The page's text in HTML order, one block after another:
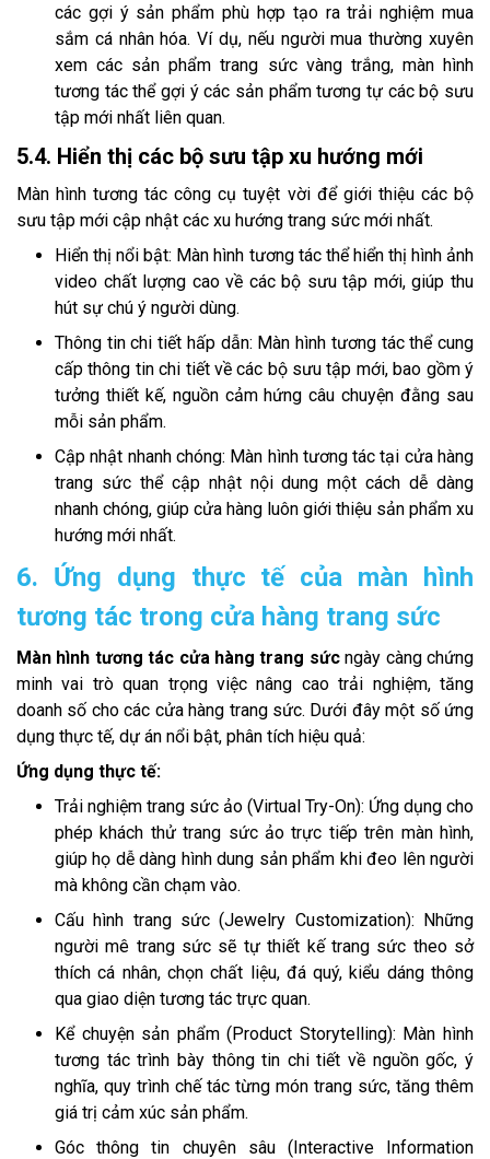
các gợi ý sản phẩm phù hợp tạo ra trải nghiệm mua
sắm cá nhân hóa. Ví dụ, nếu người mua thường xuyên
xem các sản phẩm trang sức vàng trắng, màn hình
tương tác thể gợi ý các sản phẩm tương tự các bộ sưu
tập mới nhất liên quan.
5.4. Hiển thị các bộ sưu tập xu hướng mới
Màn hình tương tác công cụ tuyệt vời để giới thiệu các bộ
sưu tập mới cập nhật các xu hướng trang sức mới nhất.
Hiển thị nổi bật: Màn hình tương tác thể hiển thị hình ảnh
video chất lượng cao về các bộ sưu tập mới, giúp thu
hút sự chú ý người dùng.
Thông tin chi tiết hấp dẫn: Màn hình tương tác thể cung
cấp thông tin chi tiết về các bộ sưu tập mới, bao gồm ý
tưởng thiết kế, nguồn cảm hứng câu chuyện đằng sau
mỗi sản phẩm.
Cập nhật nhanh chóng: Màn hình tương tác tại cửa hàng
trang sức thể cập nhật nội dung một cách dễ dàng
nhanh chóng, giúp cửa hàng luôn giới thiệu sản phẩm xu
hướng mới nhất.
6. Ứng dụng thực tế của màn hình
tương tác trong cửa hàng trang sức
Màn hình tương tác cửa hàng trang sứcngày càng chứng
minh vai trò quan trọng việc nâng cao trải nghiệm, tăng
doanh số cho các cửa hàng trang sức. Dưới đây một số ứng
dụng thực tế, dự án nổi bật, phân tích hiệu quả:
Ứng dụng thực tế:
Trải nghiệm trang sức ảo (Virtual Try-On): Ứng dụng cho
phép khách thử trang sức ảo trực tiếp trên màn hình,
giúp họ dễ dàng hình dung sản phẩm khi đeo lên người
mà không cần chạm vào.
Cấu hình trang sức (Jewelry Customization): Những
người mê trang sức sẽ tự thiết kế trang sức theo sở
thích cá nhân, chọn chất liệu, đá quý, kiểu dáng thông
qua giao diện tương tác trực quan.
Kể chuyện sản phẩm (Product Storytelling): Màn hình
tương tác trình bày thông tin chi tiết về nguồn gốc, ý
nghĩa, quy trình chế tác từng món trang sức, tăng thêm
giá trị cảm xúc sản phẩm.
Góc thông tin chuyên sâu (Interactive Information